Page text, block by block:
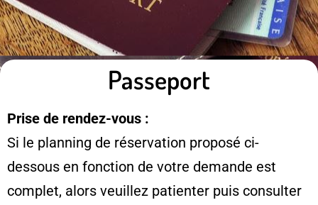
Passeport
Prise de rendez-vous :
Si le planning de réservation proposé ci-
dessous en fonction de votre demande est
complet, alors veuillez patienter puis consulter